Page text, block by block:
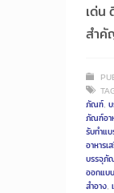
เด่น
สำ
ภัณฑ์,
ภัณฑ์อา
รับทำแ
อาหารเ
บรรจุภั
ออกแบ
สำอาง,